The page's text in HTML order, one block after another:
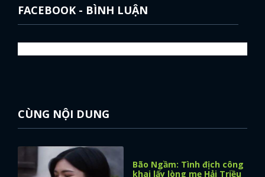
FACEBOOK - BÌNH LUẬN
CÙNG NỘI DUNG
Bão Ngầm: Tình địch công
khai lấy lòng mẹ Hải Triều